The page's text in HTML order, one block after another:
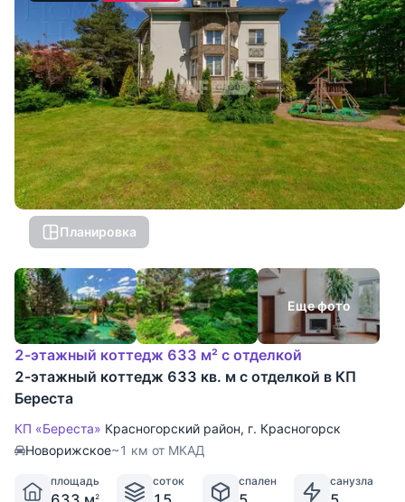
Планировка
Еще фото
2-этажный коттедж 633 м² с отделкой
2-этажный коттедж 633 кв. м с отделкой в КП
Береста
КП «Береста» Красногорский район, г. Красногорск
Новорижское~1 км от МКАД
площадь
2
соток спален санузла